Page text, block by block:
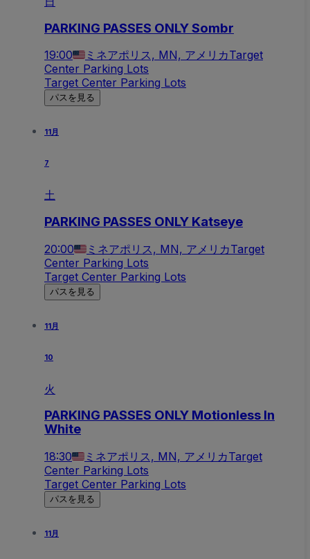
PARKING PASSES ONLY Sombr
19:00 ミネアポリス, MN, アメリカTarget
Center Parking Lots
Target Center Parking Lots
パスを見る
11月
7
土
PARKING PASSES ONLY Katseye
20:00 ミネアポリス, MN, アメリカTarget
Center Parking Lots
Target Center Parking Lots
パスを見る
11月
10
火
PARKING PASSES ONLY Motionless In
White
18:30 ミネアポリス, MN, アメリカTarget
Center Parking Lots
Target Center Parking Lots
パスを見る
11月